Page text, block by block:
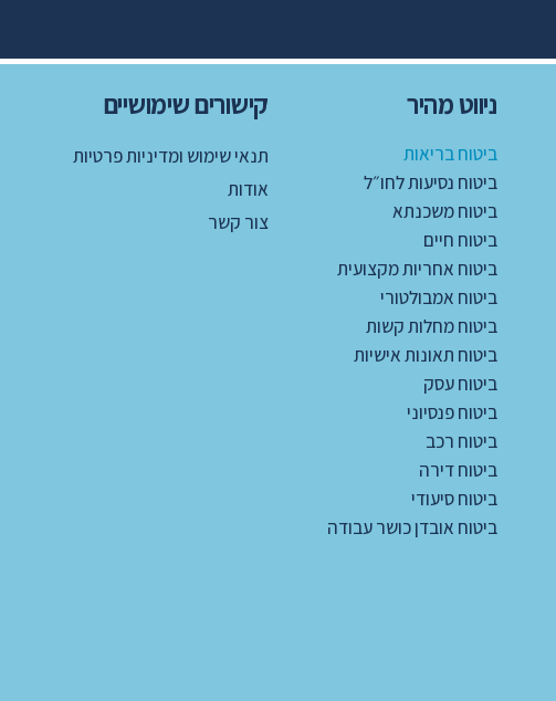
ניווט מהיר
ביטוח בריאות
ביטוח נסיעות לחו״ל
ביטוח משכנתא
ביטוח חיים
ביטוח אחריות מקצועית
ביטוח אמבולטורי
ביטוח מחלות קשות
ביטוח תאונות אישיות
ביטוח עסק
ביטוח פנסיוני
ביטוח רכב
ביטוח דירה
ביטוח סיעודי
ביטוח אובדן כושר עבודה
קישורים שימושיים
תנאי שימוש ומדיניות פרטיות
אודות
צור קשר